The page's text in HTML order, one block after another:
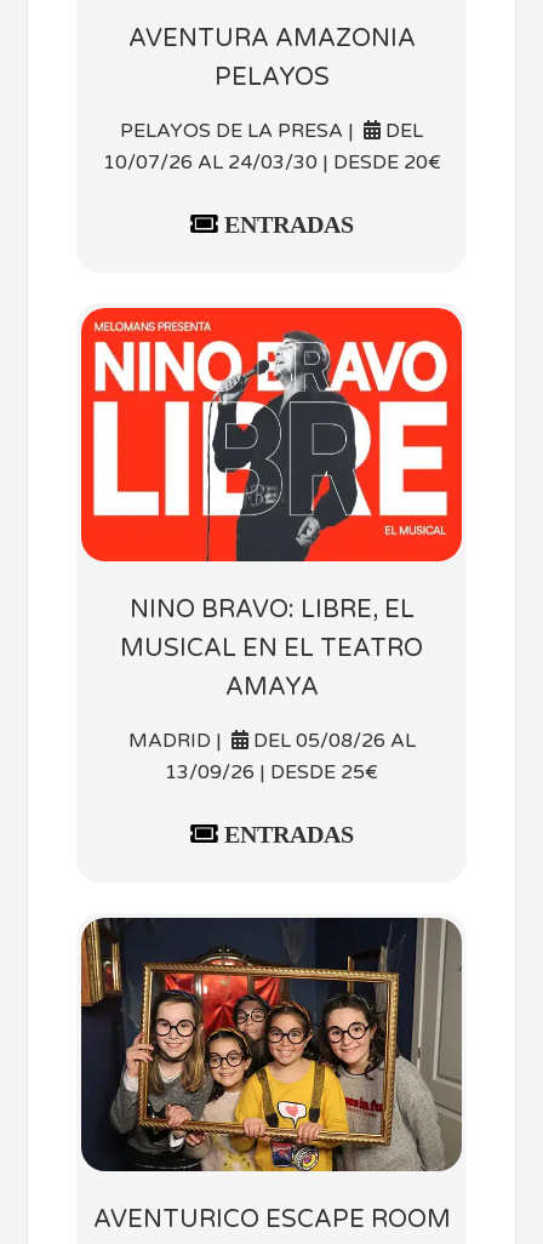
AVENTURA AMAZONIA
PELAYOS
PELAYOS DE LA PRESA |
DEL
10/07/26 AL 24/03/30 | DESDE 20€
ENTRADAS
NINO BRAVO: LIBRE, EL
MUSICAL EN EL TEATRO
AMAYA
MADRID |
DEL 05/08/26 AL
13/09/26 | DESDE 25€
ENTRADAS
AVENTURICO ESCAPE ROOM